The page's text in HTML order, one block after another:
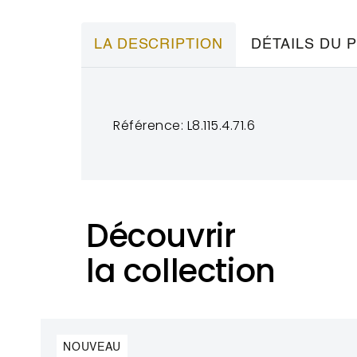
LA DESCRIPTION DÉTAILS DU
Référence: L8.115.4.71.6
Découvrir
la collection
NOUVEAU